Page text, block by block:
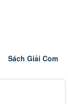
Sách Giải Com